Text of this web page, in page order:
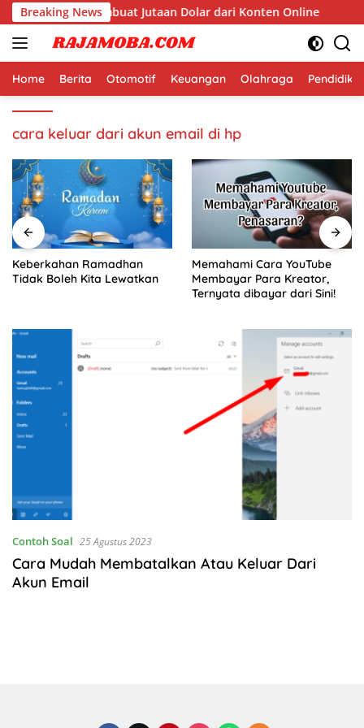
Langsung
ke
konten
Breaking News
Dunia yang Membuat Jutaan Dolar dari Konten Online
Home Berita Otomotif Keuangan Olahraga
cara keluar dari akun email di hp
Keberkahan Ramadhan
Tidak Boleh Kita Lewatkan
Memahami Cara YouTube
Membayar Para Kreator,
Ternyata dibayar dari Sini!
Contoh Soal 25 Agustus 2023
Cara Mudah Membatalkan Atau Keluar Dari
Akun Email